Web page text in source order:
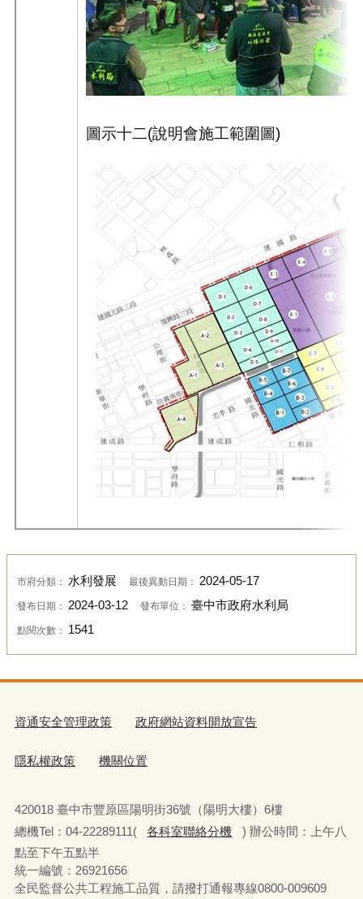
圖示十二(說明會施工範圍圖)
市府分類： 水利發展 最後異動日期： 2024-05-17
發布日期： 2024-03-12 發布單位： 臺中市政府水利局
點閱次數： 1541
資通安全管理政策 政府網站資料開放宣告
隱私權政策 機關位置
420018 臺中市豐原區陽明街36號（陽明大樓）6樓
總機Tel：04-22289111(
各科室聯絡分機
) 辦公時間：上午八
點至下午五點半
統一編號：26921656
全民監督公共工程施工品質，請撥打通報專線0800-009609